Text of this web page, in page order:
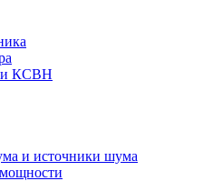
КСВН
и источники шума